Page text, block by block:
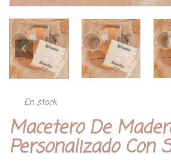
En stock
Macetero De
Personalizado Con